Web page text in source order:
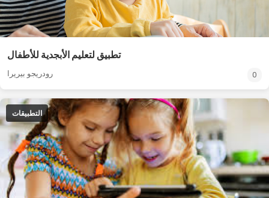
تطبيق لتعليم الأبجدية للأطفال
رودريجو بيريرا 0
التطبيقات